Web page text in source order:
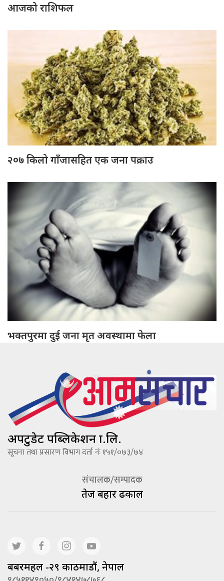
आजको राशिफल
२०७ किलो गाँजासहित एक जना पक्राउ
भक्तपुरमा दुई जना मृत अवस्थामा फेला
अपटुडेट पब्लिकेशन प्रा.लि.
सूचना तथा प्रसारण विभाग दर्ता नंः १५१/०७३/७४
संचालक/सम्पादक
तेज बहादूर ढकाल
बबरमहल -२९ काठमाडौं, नेपाल